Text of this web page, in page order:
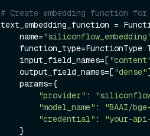
# Create embedding function for
text_embedding_function =
    name=
    input_field_names=[
    output_field_names=[
"dense"
"provider" :
"model_name" : "BAAI/
"credential" :
"your-